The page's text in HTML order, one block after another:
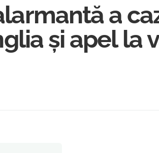
a
și apel la